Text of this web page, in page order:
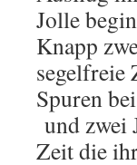
Jolle
Knapp
segelfreie
Spuren
und zwei
Zeit die